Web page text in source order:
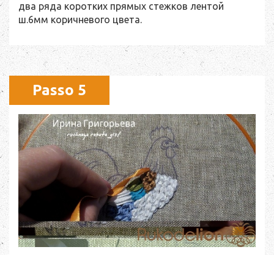
два ряда коротких прямых стежков лентой
ш.6мм коричневого цвета.
Passo 5